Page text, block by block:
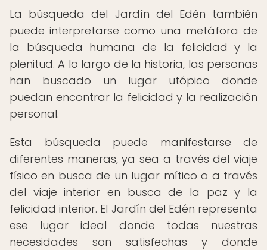
La búsqueda del Jardín del Edén también
puede interpretarse como una metáfora de
la búsqueda humana de la felicidad y la
plenitud. A lo largo de la historia, las personas
han buscado un lugar utópico donde
puedan encontrar la felicidad y la realización
personal.
Esta búsqueda puede manifestarse de
diferentes maneras, ya sea a través del viaje
físico en busca de un lugar mítico o a través
del viaje interior en busca de la paz y la
felicidad interior. El Jardín del Edén representa
ese lugar ideal donde todas nuestras
necesidades son satisfechas y donde